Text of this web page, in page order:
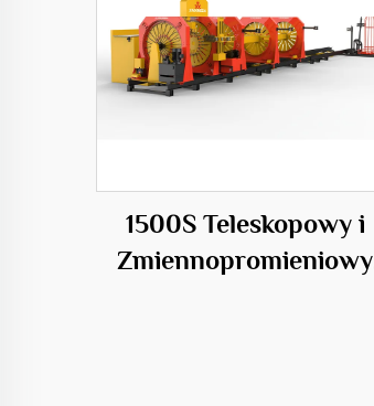
1500S Teleskopowy i
Zmiennopromieniowy